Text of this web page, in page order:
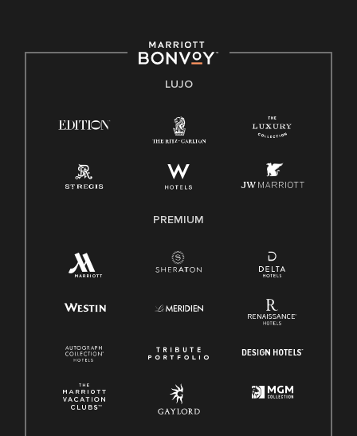
Derecho a trabajar inglés/español
Conozca sus derechos
Ley de licencia familiar y médica (FMLA)
LUJO
PREMIUM